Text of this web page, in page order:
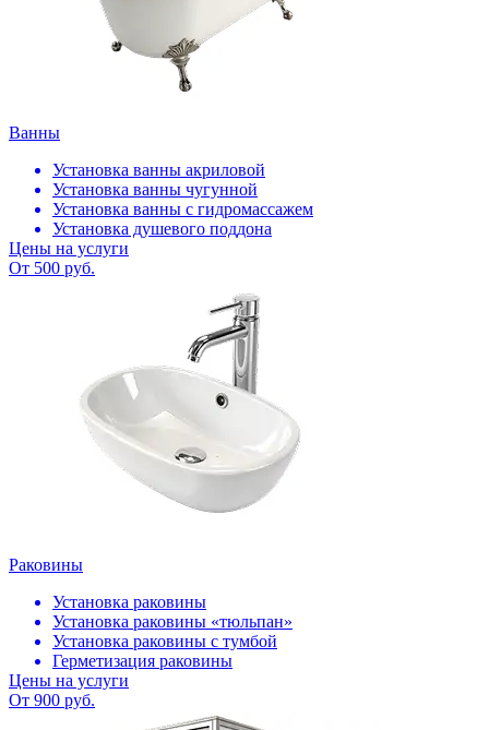
Ванны
Установка ванны акриловой
Установка ванны чугунной
Установка ванны с гидромассажем
Установка душевого поддона
Цены на услуги
От 500 руб.
Раковины
Установка раковины
Установка раковины «тюльпан»
Установка раковины с тумбой
Герметизация раковины
Цены на услуги
От 900 руб.